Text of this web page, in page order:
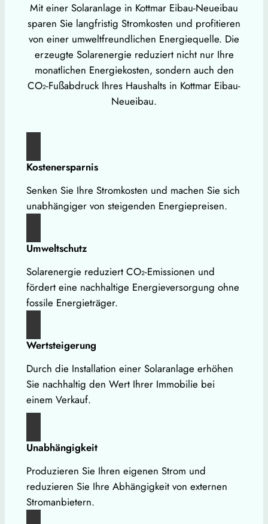
Mit einer Solaranlage in Kottmar Eibau-Neueibau
sparen Sie langfristig Stromkosten und profitieren
von einer umweltfreundlichen Energiequelle. Die
erzeugte Solarenergie reduziert nicht nur Ihre
monatlichen Energiekosten, sondern auch den
CO₂-Fußabdruck Ihres Haushalts in Kottmar Eibau-
Neueibau.
Kostenersparnis
Senken Sie Ihre Stromkosten und machen Sie sich
unabhängiger von steigenden Energiepreisen.
Umweltschutz
Solarenergie reduziert CO₂-Emissionen und
fördert eine nachhaltige Energieversorgung ohne
fossile Energieträger.
Wertsteigerung
Durch die Installation einer Solaranlage erhöhen
Sie nachhaltig den Wert Ihrer Immobilie bei
einem Verkauf.
Unabhängigkeit
Produzieren Sie Ihren eigenen Strom und
reduzieren Sie Ihre Abhängigkeit von externen
Stromanbietern.